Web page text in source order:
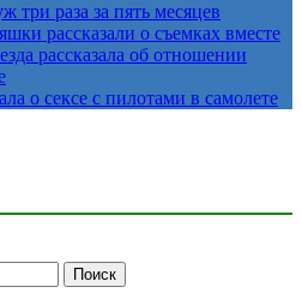
раза за пять месяцев
рассказали о съемках вместе
рассказала об отношении
о сексе с пилотами в самолете